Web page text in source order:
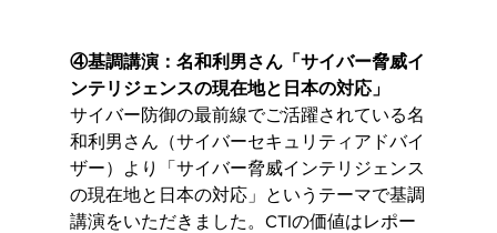
④基調講演：名和利男さん「サイバー脅威イ
ンテリジェンスの現在地と日本の対応」
サイバー防御の最前線でご活躍されている名
和利男さん（サイバーセキュリティアドバイ
ザー）より「サイバー脅威インテリジェンス
の現在地と日本の対応」というテーマで基調
講演をいただきました。CTIの価値はレポー